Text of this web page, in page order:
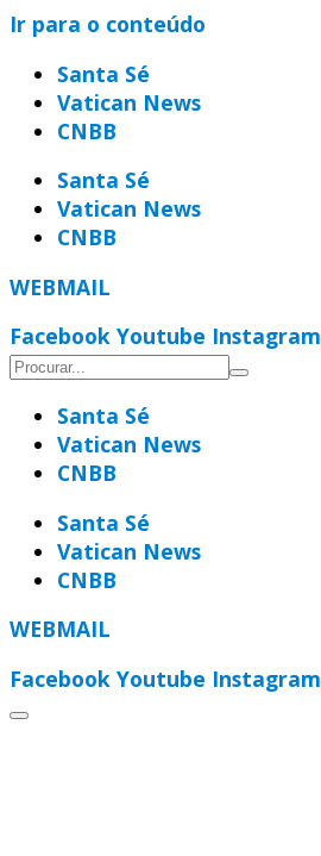
Ir para o conteúdo
Santa Sé
Vatican News
CNBB
Santa Sé
Vatican News
CNBB
WEBMAIL
Facebook Youtube Instagram
Santa Sé
Vatican News
CNBB
Santa Sé
Vatican News
CNBB
WEBMAIL
Facebook Youtube Instagram